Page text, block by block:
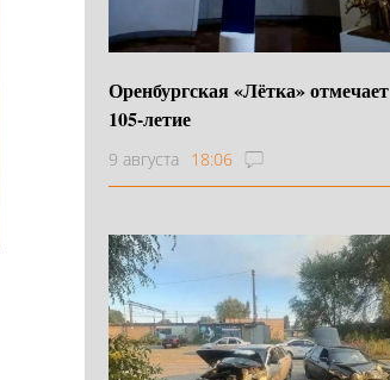
Оренбургская «Лётка» отмечает
105-летие
9 августа 18:06